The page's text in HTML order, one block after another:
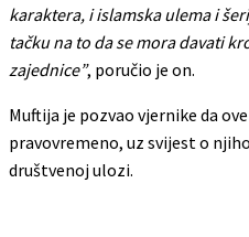
karaktera, i islamska ulema i
tačku na to da se mora davati
zajednice”, poručio je on.
Muftija je pozvao vjernike da
pravovremeno, uz svijest o
društvenoj ulozi.